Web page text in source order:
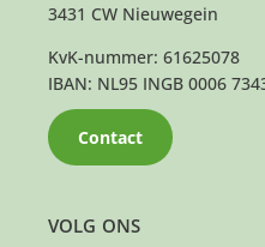
VOLG ONS
3431 CW Nieuwegein
KvK-nummer: 61625078
IBAN: NL95 INGB 0006
Contact